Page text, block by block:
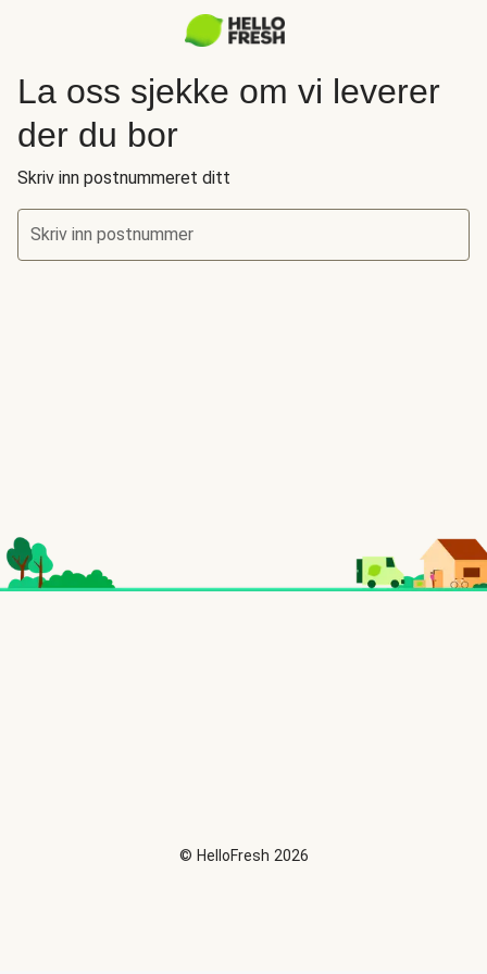
La oss sjekke om vi leverer
der du bor
Skriv inn postnummeret ditt
Skriv inn postnummer
© HelloFresh 2026